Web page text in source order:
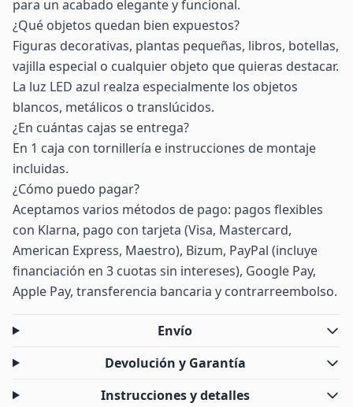
para un acabado elegante y funcional.
¿Qué objetos quedan bien expuestos?
Figuras decorativas, plantas pequeñas, libros, botellas,
vajilla especial o cualquier objeto que quieras destacar.
La luz LED azul realza especialmente los objetos
blancos, metálicos o translúcidos.
¿En cuántas cajas se entrega?
En 1 caja con tornillería e instrucciones de montaje
incluidas.
¿Cómo puedo pagar?
Aceptamos varios métodos de pago: pagos flexibles
con Klarna, pago con tarjeta (Visa, Mastercard,
American Express, Maestro), Bizum, PayPal (incluye
financiación en 3 cuotas sin intereses), Google Pay,
Apple Pay, transferencia bancaria y contrarreembolso.
Envío
Devolución y Garantía
Instrucciones y detalles